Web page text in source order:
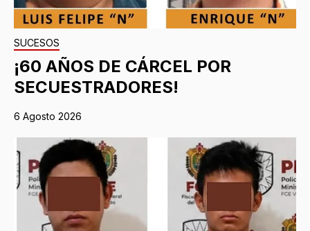
SUCESOS
¡60 AÑOS DE CÁRCEL POR
SECUESTRADORES!
6 Agosto 2026